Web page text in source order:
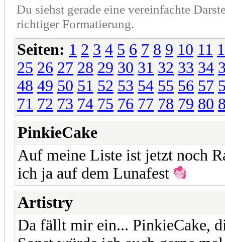
Du siehst gerade eine vereinfachte
richtiger Formatierung.
Seiten: 1 2 3 4 5 6 7 8 9 10 11
25 26 27 28 29 30 31 32 33 34
48 49 50 51 52 53 54 55 56 57
71 72 73 74 75 76 77 78 79 80
PinkieCake
Auf meine Liste ist jetzt noch
ich ja auf dem Lunafest
Artistry
Da fällt mir ein... PinkieCake,